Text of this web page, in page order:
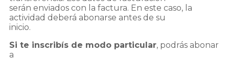
serán enviados con la factura. En este caso, la
actividad deberá abonarse antes de su
inicio.
Si te inscribís de modo particular, podrás abonar
a